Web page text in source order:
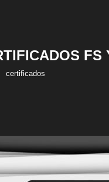
FS
certificados